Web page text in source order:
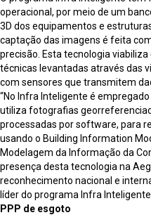
operacional, por meio de um
3D dos equipamentos e
captação das imagens é feita
precisão. Esta tecnologia
técnicas levantadas através das
com sensores que transmitem
“No Infra Inteligente é
utiliza fotografias
processadas por software, para
usando o Building Information
Modelagem da Informação da
presença desta tecnologia na
reconhecimento nacional e
líder do programa Infra Inteligente
PPP de esgoto